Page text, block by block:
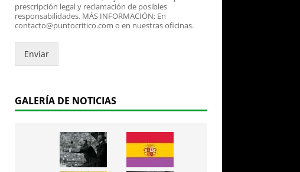
i
c
o
.
prescripción legal y reclamación de posibles
responsabilidades. MÁS INFORMACIÓN: En
contacto@puntocritico.com o en nuestras oficinas.
Enviar
GALERÍA DE NOTICIAS